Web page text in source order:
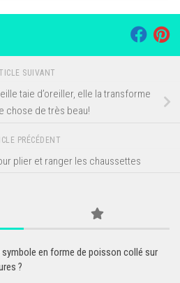
SUIVANT
taie d’oreiller, elle la transforme
chose de très beau!
PRÉCÉDENT
plier et ranger les chaussettes
symbole en forme de poisson collé sur
?